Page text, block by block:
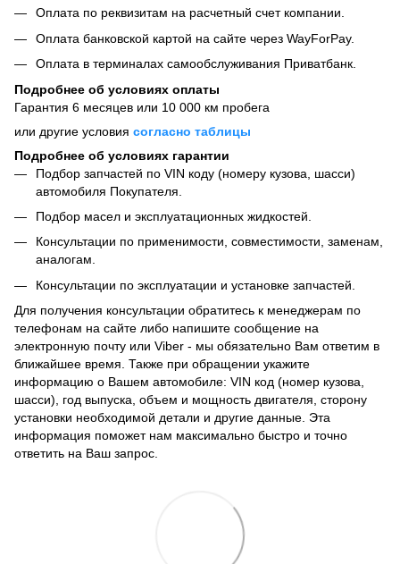
Оплата по реквизитам на расчетный счет компании.
Оплата банковской картой на сайте через WayForPay.
Оплата в терминалах самообслуживания Приватбанк.
Подробнее об условиях оплаты
Гарантия 6 месяцев или 10 000 км пробега
или другие условия согласно таблицы
Подробнее об условиях гарантии
Подбор запчастей по VIN коду (номеру кузова, шасси)
автомобиля Покупателя.
Подбор масел и эксплуатационных жидкостей.
Консультации по применимости, совместимости, заменам,
аналогам.
Консультации по эксплуатации и установке запчастей.
Для получения консультации обратитесь к менеджерам по
телефонам на сайте либо напишите сообщение на
электронную почту или Viber - мы обязательно Вам ответим в
ближайшее время. Также при обращении укажите
информацию о Вашем автомобиле: VIN код (номер кузова,
шасси), год выпуска, объем и мощность двигателя, сторону
установки необходимой детали и другие данные. Эта
информация поможет нам максимально быстро и точно
ответить на Ваш запрос.